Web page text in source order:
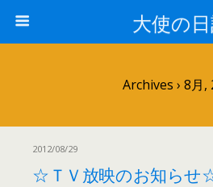
大使の
Archives › 8月,
2012/08/29
☆ＴＶ放映のお知らせ